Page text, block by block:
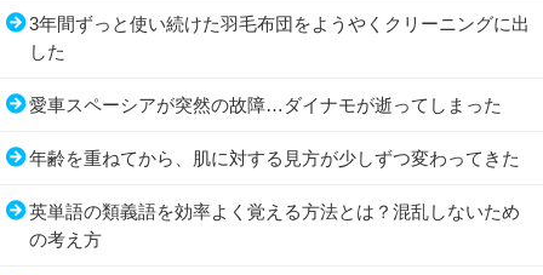
3年間ずっと使い続けた羽毛布団をようやくクリーニングに出
した
愛車スペーシアが突然の故障…ダイナモが逝ってしまった
年齢を重ねてから、肌に対する見方が少しずつ変わってきた
英単語の類義語を効率よく覚える方法とは？混乱しないため
の考え方